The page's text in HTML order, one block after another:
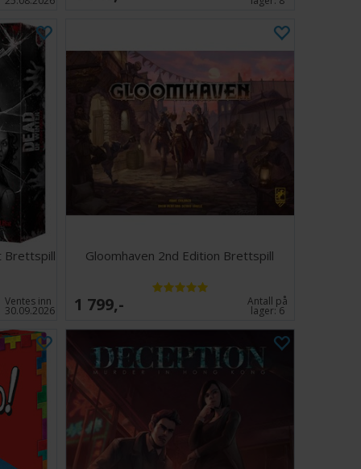
Brettspill
Ventes inn
30.09.2026
Gloomhaven 2nd Edition Brettspill
1 799,- Antall på
lager:6